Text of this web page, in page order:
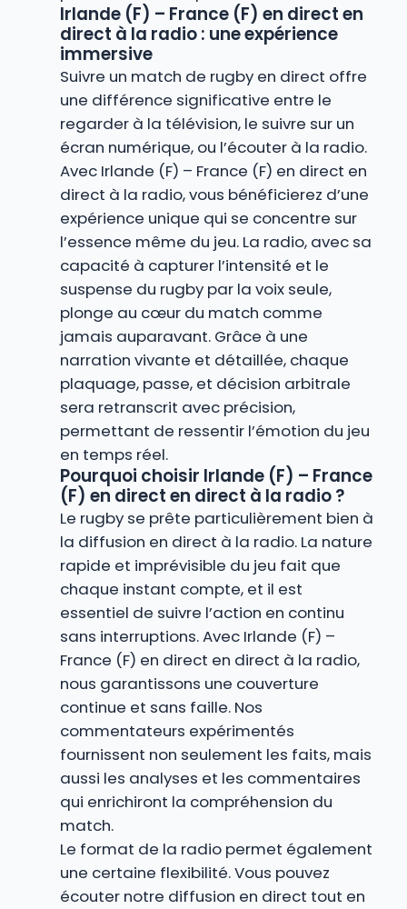
Irlande (F) – France (F) en direct en
direct à la radio : une expérience
immersive
Suivre un match de rugby en direct offre
une différence significative entre le
regarder à la télévision, le suivre sur un
écran numérique, ou l’écouter à la radio.
Avec Irlande (F) – France (F) en direct en
direct à la radio, vous bénéficierez d’une
expérience unique qui se concentre sur
l’essence même du jeu. La radio, avec sa
capacité à capturer l’intensité et le
suspense du rugby par la voix seule,
plonge au cœur du match comme
jamais auparavant. Grâce à une
narration vivante et détaillée, chaque
plaquage, passe, et décision arbitrale
sera retranscrit avec précision,
permettant de ressentir l’émotion du jeu
en temps réel.
Pourquoi choisir Irlande (F) – France
(F) en direct en direct à la radio ?
Le rugby se prête particulièrement bien à
la diffusion en direct à la radio. La nature
rapide et imprévisible du jeu fait que
chaque instant compte, et il est
essentiel de suivre l’action en continu
sans interruptions. Avec Irlande (F) –
France (F) en direct en direct à la radio,
nous garantissons une couverture
continue et sans faille. Nos
commentateurs expérimentés
fournissent non seulement les faits, mais
aussi les analyses et les commentaires
qui enrichiront la compréhension du
match.
Le format de la radio permet également
une certaine flexibilité. Vous pouvez
écouter notre diffusion en direct tout en